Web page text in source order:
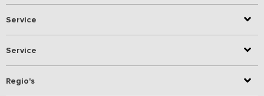
Service
Service
Regio's